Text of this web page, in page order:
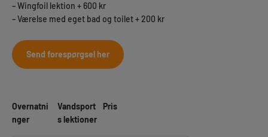
– Wingfoil lektion + 600 kr
– Værelse med eget bad og toilet + 200 kr
Send forespørgsel her
Overnatni
nger
Vandsport
s lektioner
Pris